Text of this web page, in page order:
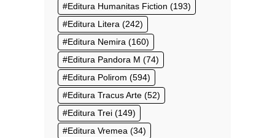
Editura Humanitas Fiction (193)
Editura Litera (242)
Editura Nemira (160)
Editura Pandora M (74)
Editura Polirom (594)
Editura Tracus Arte (52)
Editura Trei (149)
Editura Vremea (34)